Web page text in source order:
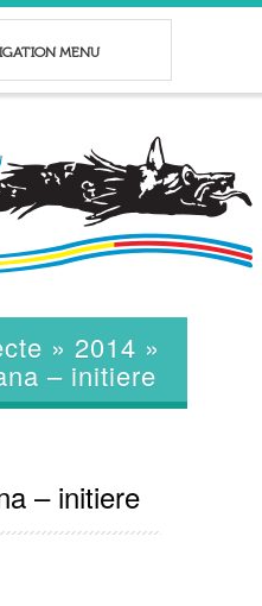
MENU
» 2014 »
– initiere
– initiere